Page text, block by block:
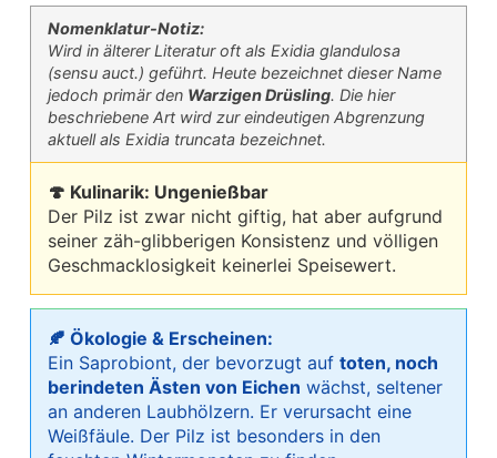
Nomenklatur-Notiz:
Wird in älterer Literatur oft als Exidia glandulosa
(sensu auct.) geführt. Heute bezeichnet dieser Name
jedoch primär den Warzigen Drüsling. Die hier
beschriebene Art wird zur eindeutigen Abgrenzung
aktuell als Exidia truncata bezeichnet.
🍄 Kulinarik: Ungenießbar
Der Pilz ist zwar nicht giftig, hat aber aufgrund
seiner zäh-glibberigen Konsistenz und völligen
Geschmacklosigkeit keinerlei Speisewert.
🍂 Ökologie & Erscheinen:
Ein Saprobiont, der bevorzugt auf toten, noch
berindeten Ästen von Eichen wächst, seltener
an anderen Laubhölzern. Er verursacht eine
Weißfäule. Der Pilz ist besonders in den